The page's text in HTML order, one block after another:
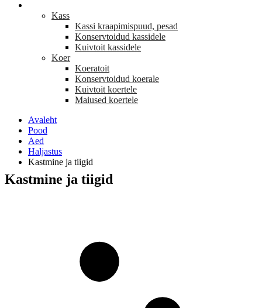
Kass
Kassi kraapimispuud, pesad
Konservtoidud kassidele
Kuivtoit kassidele
Koer
Koeratoit
Konservtoidud koerale
Kuivtoit koertele
Maiused koertele
Avaleht
Pood
Aed
Haljastus
Kastmine ja tiigid
Kastmine ja tiigid